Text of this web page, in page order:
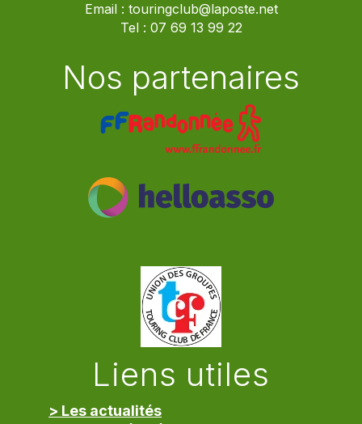
Email : touringclub@laposte.net
Tel : 07 69 13 99 22
Nos partenaires
Liens utiles
> Les actualités